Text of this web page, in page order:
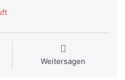
Weitersagen